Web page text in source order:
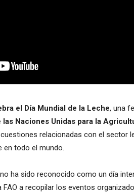
el Día Mundial de la Leche, una
las Naciones Unidas para la
relacionadas con el sector
en todo el mundo.
no ha sido reconocido como un día
FAO a recopilar los eventos